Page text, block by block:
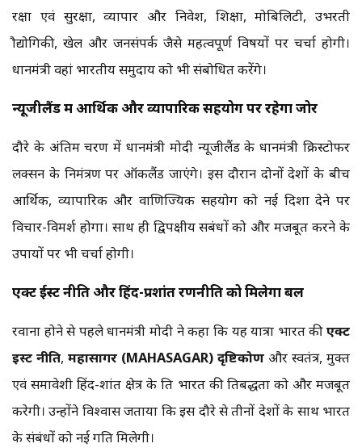
रक्षा एवं सुरक्षा, व्यापार और निवेश, शिक्षा, मोबिलिटी, उभरती
प्रौद्योगिकी, खेल और जनसंपर्क जैसे महत्वपूर्ण विषयों पर चर्चा होगी।
प्रधानमंत्री वहां भारतीय समुदाय को भी संबोधित करेंगे।
न्यूजीलैंड में आर्थिक और व्यापारिक सहयोग पर रहेगा जोर
दौरे के अंतिम चरण में प्रधानमंत्री मोदी न्यूजीलैंड के प्रधानमंत्री क्रिस्टोफर
लक्सन के निमंत्रण पर ऑकलैंड जाएंगे। इस दौरान दोनों देशों के बीच
आर्थिक, व्यापारिक और वाणिज्यिक सहयोग को नई दिशा देने पर
विचार-विमर्श होगा। साथ ही द्विपक्षीय संबंधों को और मजबूत करने के
उपायों पर भी चर्चा होगी।
एक्ट ईस्ट नीति और हिंद-प्रशांत रणनीति को मिलेगा बल
रवाना होने से पहले प्रधानमंत्री मोदी ने कहा कि यह यात्रा भारत कीएक्ट
ईस्ट नीति, महासागर (MAHASAGAR) दृष्टिकोण और स्वतंत्र, मुक्त
एवं समावेशी हिंद-प्रशांत क्षेत्र के प्रति भारत की प्रतिबद्धता को और मजबूत
करेगी। उन्होंने विश्वास जताया कि इस दौरे से तीनों देशों के साथ भारत
के संबंधों को नई गति मिलेगी।